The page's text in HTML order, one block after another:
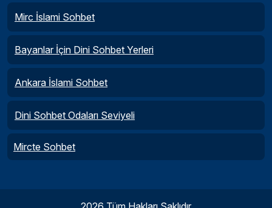
Mirc İslami Sohbet
Bayanlar İçin Dini Sohbet Yerleri
Ankara İslami Sohbet
Dini Sohbet Odaları Seviyeli
Mircte Sohbet